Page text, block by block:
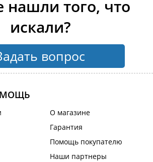
нашли того, что
искали?
вопрос
О магазине
Гарантия
Помощь покупателю
Наши партнеры